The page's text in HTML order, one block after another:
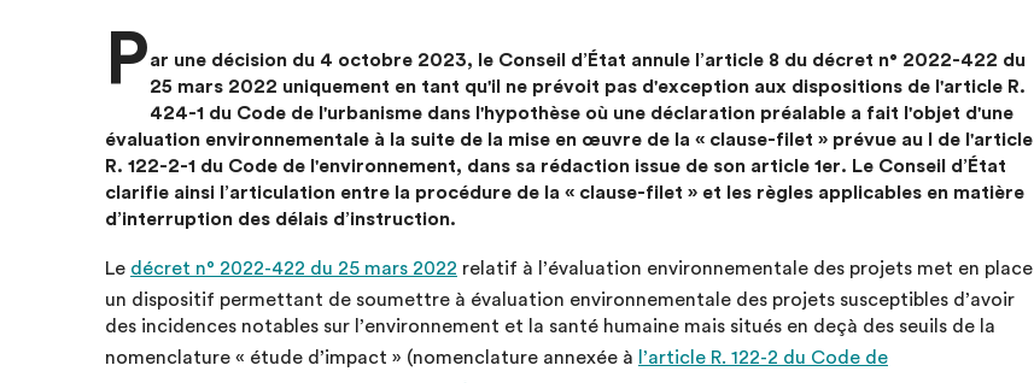
Par une décision du 4 octobre 2023, le Conseil d’État annule l’article 8 du décret n° 2022-422 du
25 mars 2022 uniquement en tant qu'il ne prévoit pas d'exception aux dispositions de l'article R.
424-1 du Code de l'urbanisme dans l'hypothèse où une déclaration préalable a fait l'objet d'une
évaluation environnementale à la suite de la mise en œuvre de la « clause-filet » prévue au I de l'article
R. 122-2-1 du Code de l'environnement, dans sa rédaction issue de son article 1er. Le Conseil d’État
clarifie ainsi l’articulation entre la procédure de la « clause-filet » et les règles applicables en matière
d’interruption des délais d’instruction.
Le décret n° 2022-422 du 25 mars 2022 relatif à l’évaluation environnementale des projets met en place
un dispositif permettant de soumettre à évaluation environnementale des projets susceptibles d’avoir
des incidences notables sur l’environnement et la santé humaine mais situés en deçà des seuils de la
nomenclature « étude d’impact » (nomenclature annexée à l’article R. 122-2 du Code de